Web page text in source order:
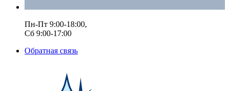
Пн-Пт 9:00-18:00,
Сб 9:00-17:00
Обратная связь